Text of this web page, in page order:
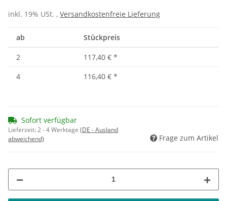
inkl. 19% USt. , Versandkostenfreie Lieferung
ab Stückpreis
2 117,40 € *
4
116,40 € *
Sofort verfügbar
Lieferzeit:2 - 4 Werktage (DE - Ausland
abweichend)
Frage zum Artikel